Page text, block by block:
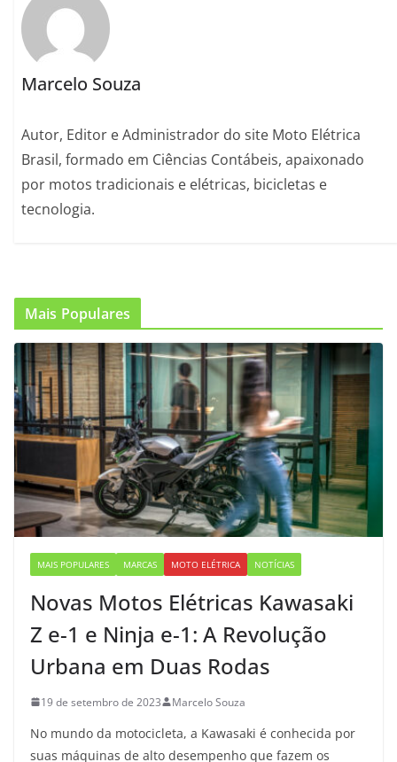
Marcelo Souza
Autor, Editor e Administrador do site Moto Elétrica
Brasil, formado em Ciências Contábeis, apaixonado
por motos tradicionais e elétricas, bicicletas e
tecnologia.
Mais Populares
MAIS POPULARES MARCAS MOTO ELÉTRICA NOTÍCIAS
Novas Motos Elétricas Kawasaki
Z e-1 e Ninja e-1: A Revolução
Urbana em Duas Rodas
19 de setembro de 2023 Marcelo Souza
No mundo da motocicleta, a Kawasaki é conhecida por
suas máquinas de alto desempenho que fazem os